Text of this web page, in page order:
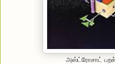
அஸ்ட்ரோசாட்